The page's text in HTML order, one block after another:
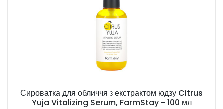
Сироватка для обличчя з екстрактом юдзу Citrus
Yuja Vitalizing Serum, FarmStay - 100 мл